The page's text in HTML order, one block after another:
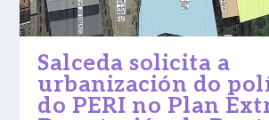
Salceda solicita a
urbanización do
do PERI no Plan